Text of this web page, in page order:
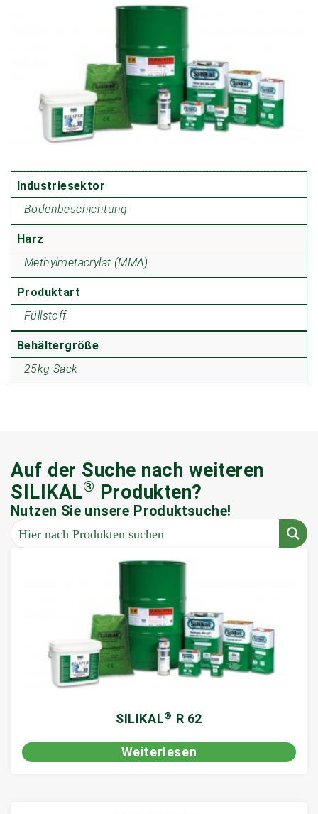
Industriesektor
Bodenbeschichtung
Harz
Methylmetacrylat (MMA)
Produktart
Füllstoff
Behältergröße
25kg Sack
Auf der Suche nach weiteren
SILIKAL® Produkten?
Nutzen Sie unsere Produktsuche!
SILIKAL® R 62
Weiterlesen